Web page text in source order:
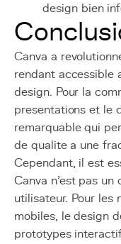
design bien
Canva a
rendant accessible
design. Pour la
presentations et le
remarquable qui
de qualite a une
Cependant, il est
Canva n'est pas
utilisateur. Pour les
mobiles, le design
prototypes